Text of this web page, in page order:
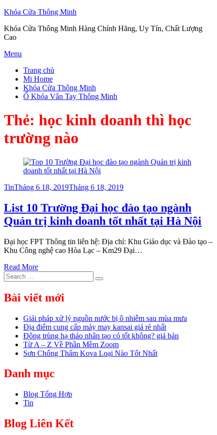
Khóa Cửa Thông Minh
Khóa Cửa Thông Minh Hàng Chính Hãng, Uy Tín, Chất Lượng
Cao
Skip
content
Menu
Trang chủ
Mi Home
Khóa Cửa Thông Minh
Ổ Khóa Vân Tay Thông Minh
Thẻ: học kinh doanh thì học
trường nào
TinPosted
Tháng 6 18, 2019Tháng 6 18, 2019
List 10 Trường Đại học đào tạo ngành
Quản trị kinh doanh tốt nhất tại Hà Nội
Đại học FPT Thông tin liên hệ: Địa chỉ: Khu Giáo dục và Đào tạo –
Khu Công nghệ cao Hòa Lạc – Km29 Đại…
Read More
Search
for:
Search
Bài viết mới
Giải pháp xử lý nguồn nước bị ô nhiễm sau mùa mưa
Địa điểm cung cấp máy may kansai giá rẻ nhất
Đông trùng hạ thảo nhân tạo có tốt không? giá bán
Từ A – Z Về Phần Mềm Zoom
Sơn Chống Thấm Kova Loại Nào Tốt Nhất
Danh mục
Blog Tổng Hợp
Tin
Blog Liên Kết